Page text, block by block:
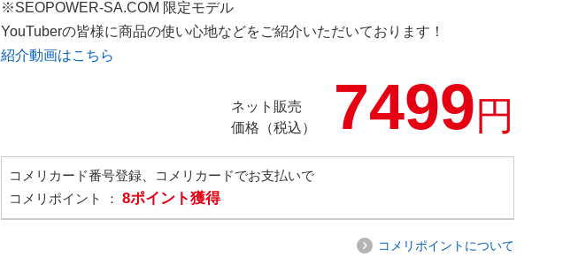
※SEOPOWER-SA.COM 限定モデル
YouTuberの皆様に商品の使い心地などをご紹介いただいております！
紹介動画はこちら
ネット販売
価格（税込）
7499円
コメリカード番号登録、コメリカードでお支払いで
コメリポイント ： 8ポイント獲得
コメリポイントについて